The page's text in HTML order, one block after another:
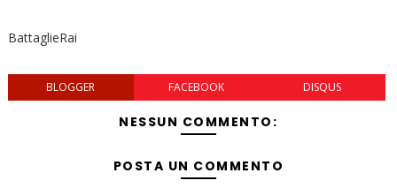
BattaglieRai
BLOGGER FACEBOOK DISQUS
NESSUN COMMENTO:
POSTA UN COMMENTO